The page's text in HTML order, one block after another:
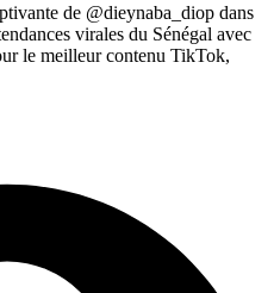
de @dieynaba_diop dans
virales du Sénégal avec
le meilleur contenu TikTok,